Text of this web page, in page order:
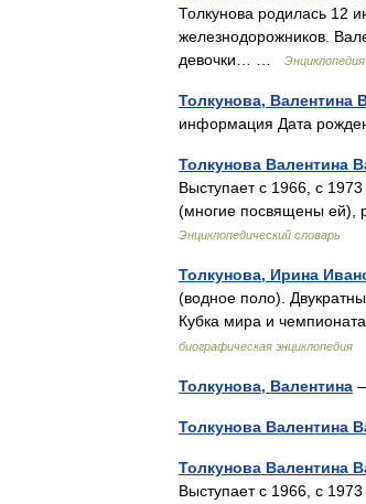
Толкунова родилась 12
железнодорожников.
девочки… …
Толкунова, Валентина
информация Дата
Толкунова Валентина
Выступает с 1966, с
(многие посвящены ей),
Энциклопедический словарь
Толкунова, Ирина
(водное поло).
Кубка мира и
биографическая энциклопедия
Толкунова, Валентина
Толкунова Валентина
Толкунова Валентина
Выступает с 1966, с